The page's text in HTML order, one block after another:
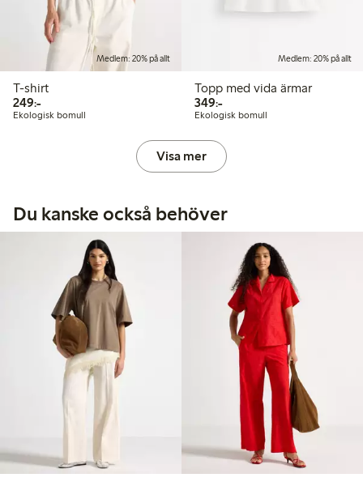
Medlem: 20% på allt
T-shirt
249:-249,00 kr
Ekologisk bomull
Medlem: 20% på allt
Topp med vida ärmar
349:-349,00 kr
Ekologisk bomull
Visa mer
Du kanske också behöver